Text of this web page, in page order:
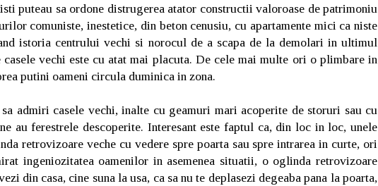
puteau sa ordone distrugerea atator constructii valoroase de patrimoniu
comuniste, inestetice, din beton cenusiu, cu apartamente mici ca niste
istoria centrului vechi si norocul de a scapa de la demolari in ultimul
vechi este cu atat mai placuta. De cele mai multe ori o plimbare in
putini oameni circula duminica in zona.
admiri casele vechi, inalte cu geamuri mari acoperite de storuri sau cu
au ferestrele descoperite. Interesant este faptul ca, din loc in loc, unele
retrovizoare veche cu vedere spre poarta sau spre intrarea in curte, ori
ingeniozitatea oamenilor in asemenea situatii, o oglinda retrovizoare
din casa, cine suna la usa, ca sa nu te deplasezi degeaba pana la poarta,